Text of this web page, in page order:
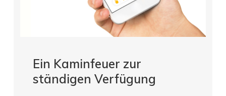
Ein Kaminfeuer zur
ständigen Verfügung